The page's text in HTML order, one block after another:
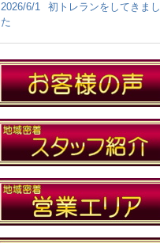
2026/6/1
初トレランをしてきまし
た